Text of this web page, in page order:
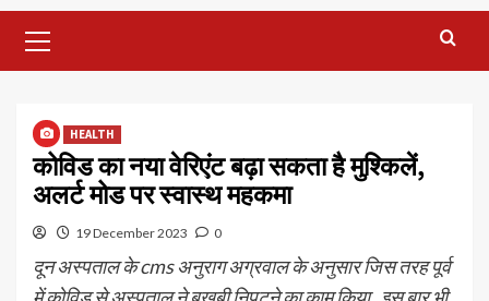
Menu
HEALTH
कोविड का नया वेरिएंट बढ़ा सकता है मुश्किलें,
अलर्ट मोड पर स्वास्थ महकमा
19 December 2023 0
दून अस्पताल के cms अनुराग अग्रवाल के अनुसार जिस तरह पूर्व